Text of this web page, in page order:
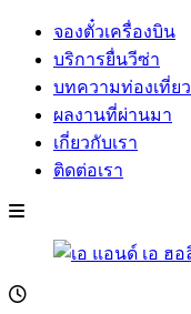
จองตั๋วเครื่องบิน
บริการยื่นวีซ่า
บทความท่องเที่ยว
ผลงานที่ผ่านมา
เกี่ยวกับเรา
ติดต่อเรา